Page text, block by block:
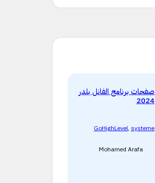
صفحات برنامج الفانل بلدر
2024
GoHighLevel, systeme
Mohamed Arafa